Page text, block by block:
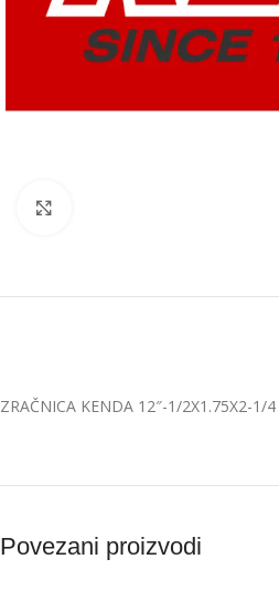
ZRAČNICA KENDA 12″-1/2X1.75X2-1/
Povezani proizvodi